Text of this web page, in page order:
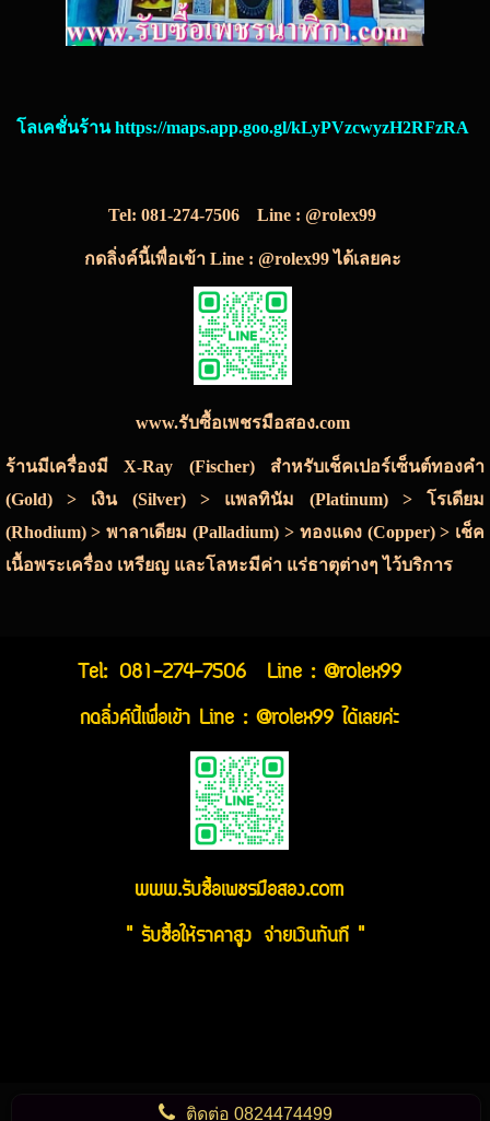
โลเคชั่นร้านhttps://maps.app.goo.gl/kLyPVzcwyzH2RFzRA
Tel:081-274-7506 Line : @rolex99
กดลิ่งค์นี้เพื่อเข้า Line : @rolex99 ได้เลยคะ
www.รับซื้อเพชรมือสอง.com
ร้านมีเครื่องมี X-Ray (Fischer) สำหรับเช็คเปอร์เซ็นต์ทองคำ
(Gold) > เงิน (Silver) > แพลทินัม (Platinum) > โรเดียม
(Rhodium) > พาลาเดียม (Palladium) > ทองแดง (Copper) > เช็ค
เนื้อพระเครื่อง เหรียญ และโลหะมีค่า แร่ธาตุต่างๆ ไว้บริการ
Tel: 081-274-7506
Line : @rolex99
กดลิ่งค์นี้เพื่อเข้า Line : @rolex99 ได้เลยค่ะ
www.รับซื้อเพชรมือสอง.com
" รับซื้อให้ราคาสูง จ่ายเงินทันที "
ติดต่อ0824474499